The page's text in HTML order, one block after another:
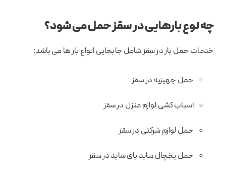
چه نوع بارهایی در سقز حمل می شود؟
خدمات حمل بار در سقز شامل جابجایی انواع بار ها می باشد:
حمل جهیزیه در سقز
اسباب کشی لوازم منزل در سقز
حمل لوازم شرکتی در سقز
حمل یخچال ساید بای ساید در سقز